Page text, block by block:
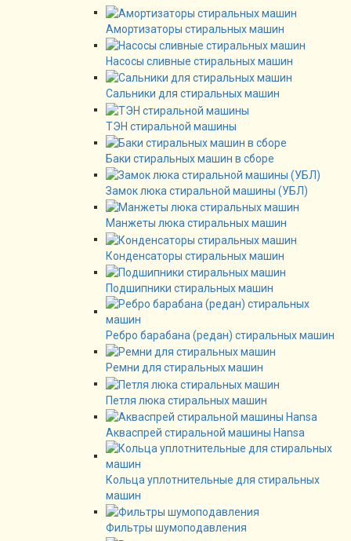
Амортизаторы стиральных машин
Насосы сливные стиральных машин
Сальники для стиральных машин
ТЭН стиральной машины
Баки стиральных машин в сборе
Замок люка стиральной машины (УБЛ)
Манжеты люка стиральных машин
Конденсаторы стиральных машин
Подшипники стиральных машин
Ребро барабана (редан) стиральных машин
Ремни для стиральных машин
Петля люка стиральных машин
Акваспрей стиральной машины Hansa
Кольца уплотнительные для стиральных
машин
Фильтры шумоподавления